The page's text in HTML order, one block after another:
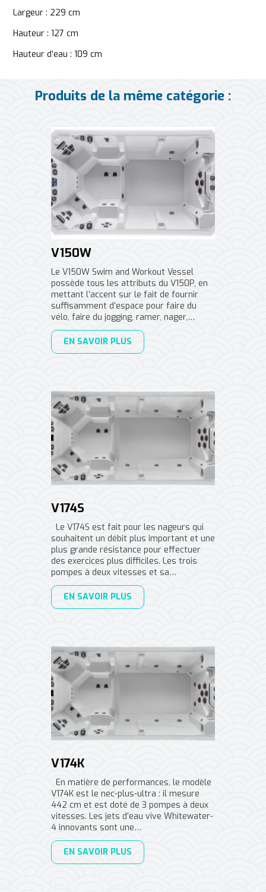
Largeur : 229 cm
Hauteur : 127 cm
Hauteur d’eau : 109 cm
Produits de la même catégorie :
V150W
Le V150W Swim and Workout Vessel
possède tous les attributs du V150P, en
mettant l’accent sur le fait de fournir
suffisamment d’espace pour faire du
vélo, faire du jogging, ramer, nager,…
EN SAVOIR PLUS
V174S
Le V174S est fait pour les nageurs qui
souhaitent un débit plus important et une
plus grande résistance pour effectuer
des exercices plus difficiles. Les trois
pompes à deux vitesses et sa…
EN SAVOIR PLUS
V174K
En matière de performances, le modèle
V174K est le nec-plus-ultra : il mesure
442 cm et est doté de 3 pompes à deux
vitesses. Les jets d’eau vive Whitewater-
4 innovants sont une…
EN SAVOIR PLUS